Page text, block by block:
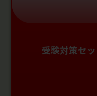
受験対策セ